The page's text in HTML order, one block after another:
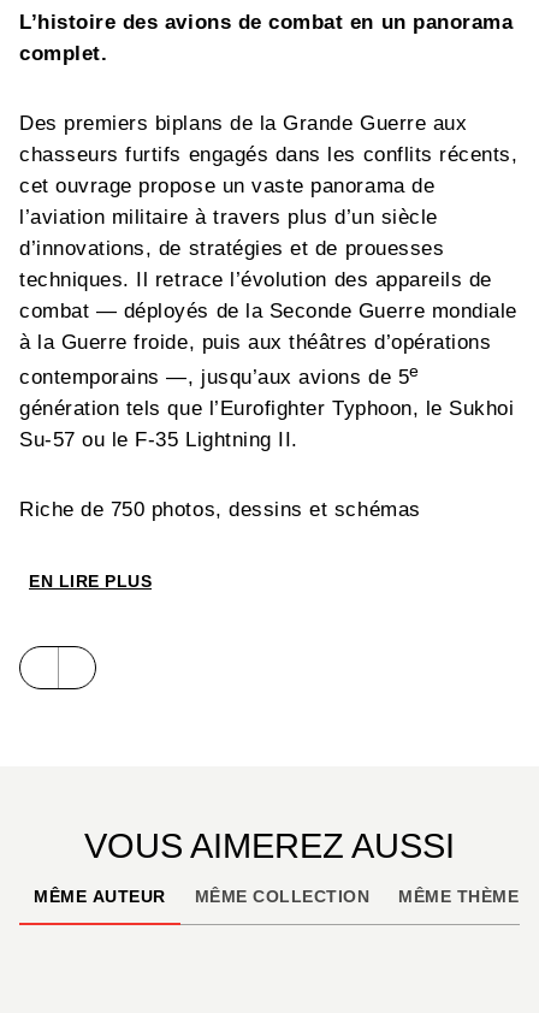
L’histoire des avions de combat en un panorama
complet.
Des premiers biplans de la Grande Guerre aux
chasseurs furtifs engagés dans les conflits récents,
cet ouvrage propose un vaste panorama de
l’aviation militaire à travers plus d’un siècle
d’innovations, de stratégies et de prouesses
techniques. Il retrace l’évolution des appareils de
combat — déployés de la Seconde Guerre mondiale
à la Guerre froide, puis aux théâtres d’opérations
contemporains —, jusqu’aux avions de 5e
génération tels que l’Eurofighter Typhoon, le Sukhoi
Su-57 ou le F-35 Lightning II.
Riche de 750 photos, dessins et schémas
à jour intègre les programmes les plus récents de
France, l’Allemagne et l’Espagne, sans oublier le
EN LIRE PLUS
VOUS AIMEREZ AUSSI
MÊME AUTEUR MÊME COLLECTION MÊME THÈME